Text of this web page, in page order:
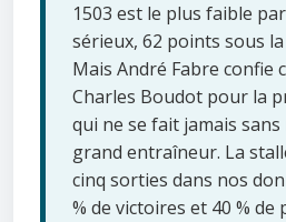
1503 est le plus faible
sérieux, 62 points sous
Mais André Fabre confie
Charles Boudot pour la
qui ne se fait jamais
grand entraîneur. La
cinq sorties dans nos
% de victoires et 40 % de